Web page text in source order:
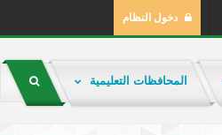
دخول النظام
المحافظات التعليمية